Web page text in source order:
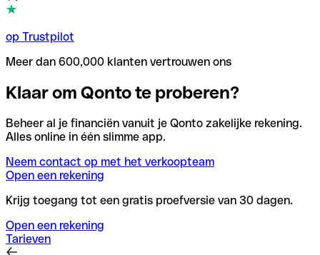
op Trustpilot
Meer dan 600,000 klanten vertrouwen ons
Klaar om Qonto te proberen?
Beheer al je financiën vanuit je Qonto zakelijke rekening.
Alles online in één slimme app.
Neem contact op met het verkoopteam
Open een rekening
Krijg toegang tot een gratis proefversie van 30 dagen.
Open een rekening
Tarieven